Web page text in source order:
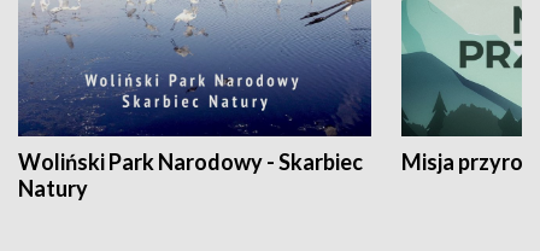
Woliński Park Narodowy - Skarbiec
Natury
Misja